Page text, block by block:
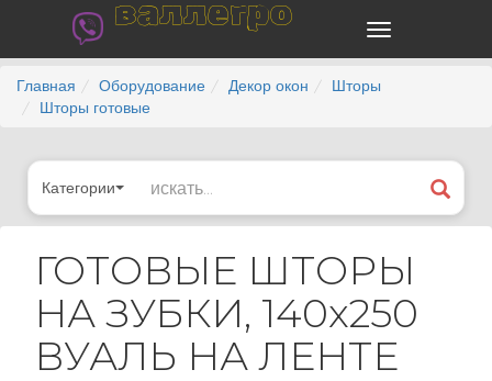
валлегро
Главная Оборудование Декор окон
Шторы
Шторы готовые
Категории
ГОТОВЫЕ ШТОРЫ
НА ЗУБКИ, 140x250
ВУАЛЬ НА ЛЕНТЕ